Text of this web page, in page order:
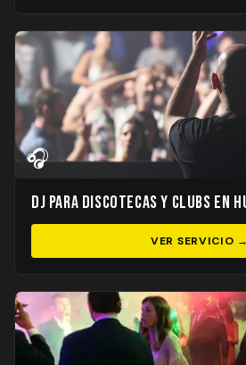
🎧
DJ para Discotecas y Clubs en
VER SERVICIO →